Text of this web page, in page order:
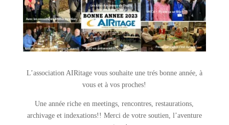
L’association AIRitage vous souhaite une trés bonne année, à
vous et à vos proches!
Une année riche en meetings, rencontres, restaurations,
archivage et indexations!! Merci de votre soutien, l’aventure